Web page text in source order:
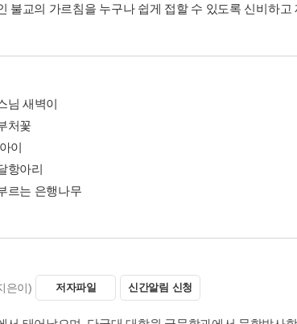
불교의 가르침을 누구나 쉽게 접할 수 있도록 신비하
님 새벽이
처꽃
이
항아리
르는 은행나무
은이) 저자파일 신간알림 신청